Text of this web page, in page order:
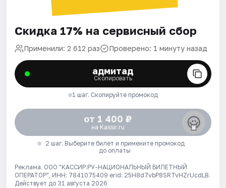
Скидка 17% на сервисный сбор
Применили: 2 612 раз Проверено: 1 минуту назад
адмитад
Скопировать
1 шаг. Скопируйте промокод
от 1 400 ₽
на Kassir.ru
2 шаг. Выберите билет и примените промокод
до оплаты
Реклама. ООО "КАССИР.РУ-НАЦИОНАЛЬНЫЙ БИЛЕТНЫЙ
ОПЕРАТОР", ИНН: 7841075409 erid: 25H8d7vbP8SRTvHZrUcdLB.
Действует до 31 августа 2026